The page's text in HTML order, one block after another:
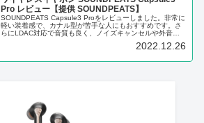
Pro レビュー【提供 SOUNDPEATS】
SOUNDPEATS Capsule3 Proをレビューしました。非常に
軽い装着感で、カナル型が苦手な人にもおすすめです。さ
らにLDAC対応で音質も良く、ノイズキャンセルや外音取
2022.12.26